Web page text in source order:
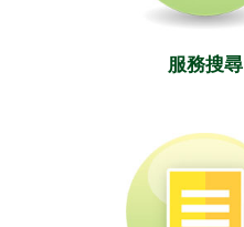
服務搜尋